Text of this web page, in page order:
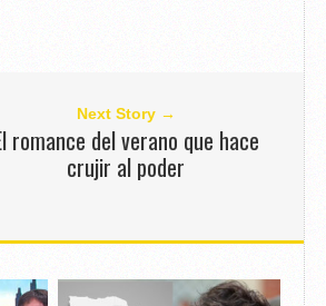
Next Story →
romance del verano que hace
crujir al poder